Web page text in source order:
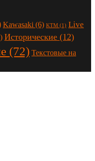
Kawasaki (6) KTM (1) Live
Исторические (12)
(72) Текстовые на